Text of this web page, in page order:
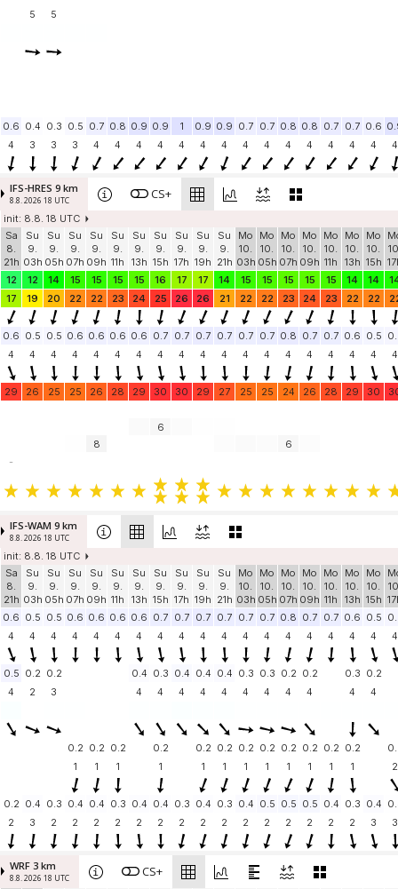
5
5
0.6 0.4 0.3 0.5 0.7 0.8 0.9 0.9 1 0.9 0.9 0.7 0.7 0.8 0.8 0.7 0.7 0.6
4
3 3 3 4 4 4 4 4 4 4 4 4 4 4 4 4 4 4
IFS-HRES 9 km
8.8. 2026 18 UTC CS+
init: 8.8. 18 UTC
Sa
8.
21h
Su
9.
03h
Su
9.
05h
Su
9.
07h
Su
9.
09h
Su
9.
11h
Su
9.
13h
Su
9.
15h
Su
9.
17h
Su
9.
19h
Su
9.
21h
Mo
10.
03h
Mo
10.
05h
Mo
10.
07h
Mo
10.
09h
Mo
10.
11h
Mo
10.
13h
Mo
10.
15h
12
12 14 15 15 15 15 16 17 17 14 15 15 15 15 15 14 14
17
19 20 22 22 23 24 25 26 26 21 22 22 23 24 23 22 22
0.6 0.5 0.5 0.6 0.6 0.6 0.6 0.7 0.7 0.7 0.7 0.7 0.7 0.8 0.7 0.7 0.6 0.5
4
4 4 4 4 4 4 4 4 4 4 4 4 4 4 4 4 4 4
29 26 25 25 26 28 29 30 30 29 27 25 25 24 26 28 29 30
8
6
6
-
IFS-WAM 9 km
8.8. 2026 18 UTC
init: 8.8. 18 UTC
Sa
8.
21h
Su
9.
03h
Su
9.
05h
Su
9.
07h
Su
9.
09h
Su
9.
11h
Su
9.
13h
Su
9.
15h
Su
9.
17h
Su
9.
19h
Su
9.
21h
Mo
10.
03h
Mo
10.
05h
Mo
10.
07h
Mo
10.
09h
Mo
10.
11h
Mo
10.
13h
Mo
10.
15h
0.6 0.5 0.5 0.6 0.6 0.6 0.6 0.7 0.7 0.7 0.7 0.7 0.7 0.8 0.7 0.7 0.6 0.5
4
4 4 4 4 4 4 4 4 4 4 4 4 4 4 4 4 4 4
0.5 0.2 0.2 0.4 0.3 0.4 0.4 0.4 0.3 0.3 0.2 0.2 0.3 0.2
4
2 3 4 4 4 4 4 4 4 4 4 4 4
0.2 0.2 0.2 0.2 0.2 0.2 0.2 0.2 0.2 0.2 0.2 0.2
1
1 1 1 1 1 1 1 1 1 1 1 2
0.2 0.4 0.3 0.4 0.4 0.3 0.4 0.4 0.3 0.4 0.3 0.4 0.5 0.5 0.5 0.4 0.3 0.4
2
3 2 2 2 2 2 2 2 2 2 2 2 2 2 2 2 3 3
WRF 3 km
8.8. 2026 18 UTC CS+